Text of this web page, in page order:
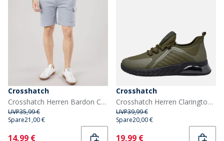
Crosshatch
Crosshatch Herren Bardon Cargoshorts Steel Blue
UVP35,99 €
Spare21,00 €
Current
14,99 €
Crosshatch
Crosshatch Herren Clarington Sneaker Khaki/Schwarz
UVP39,99 €
Spare20,00 €
Current
19,99 €